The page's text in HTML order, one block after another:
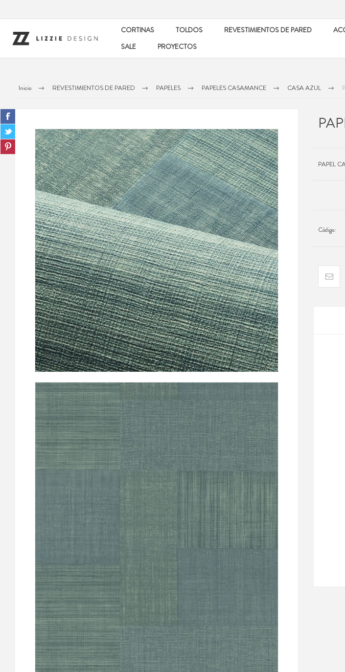
CORTINAS TOLDOS REVESTIMIENTOS DE PARED
SALE
PROYECTOS
Inicio REVESTIMIENTOS DE PARED PAPELES PAPELES CASAMANCE CASA AZUL
PAPEL
Código: